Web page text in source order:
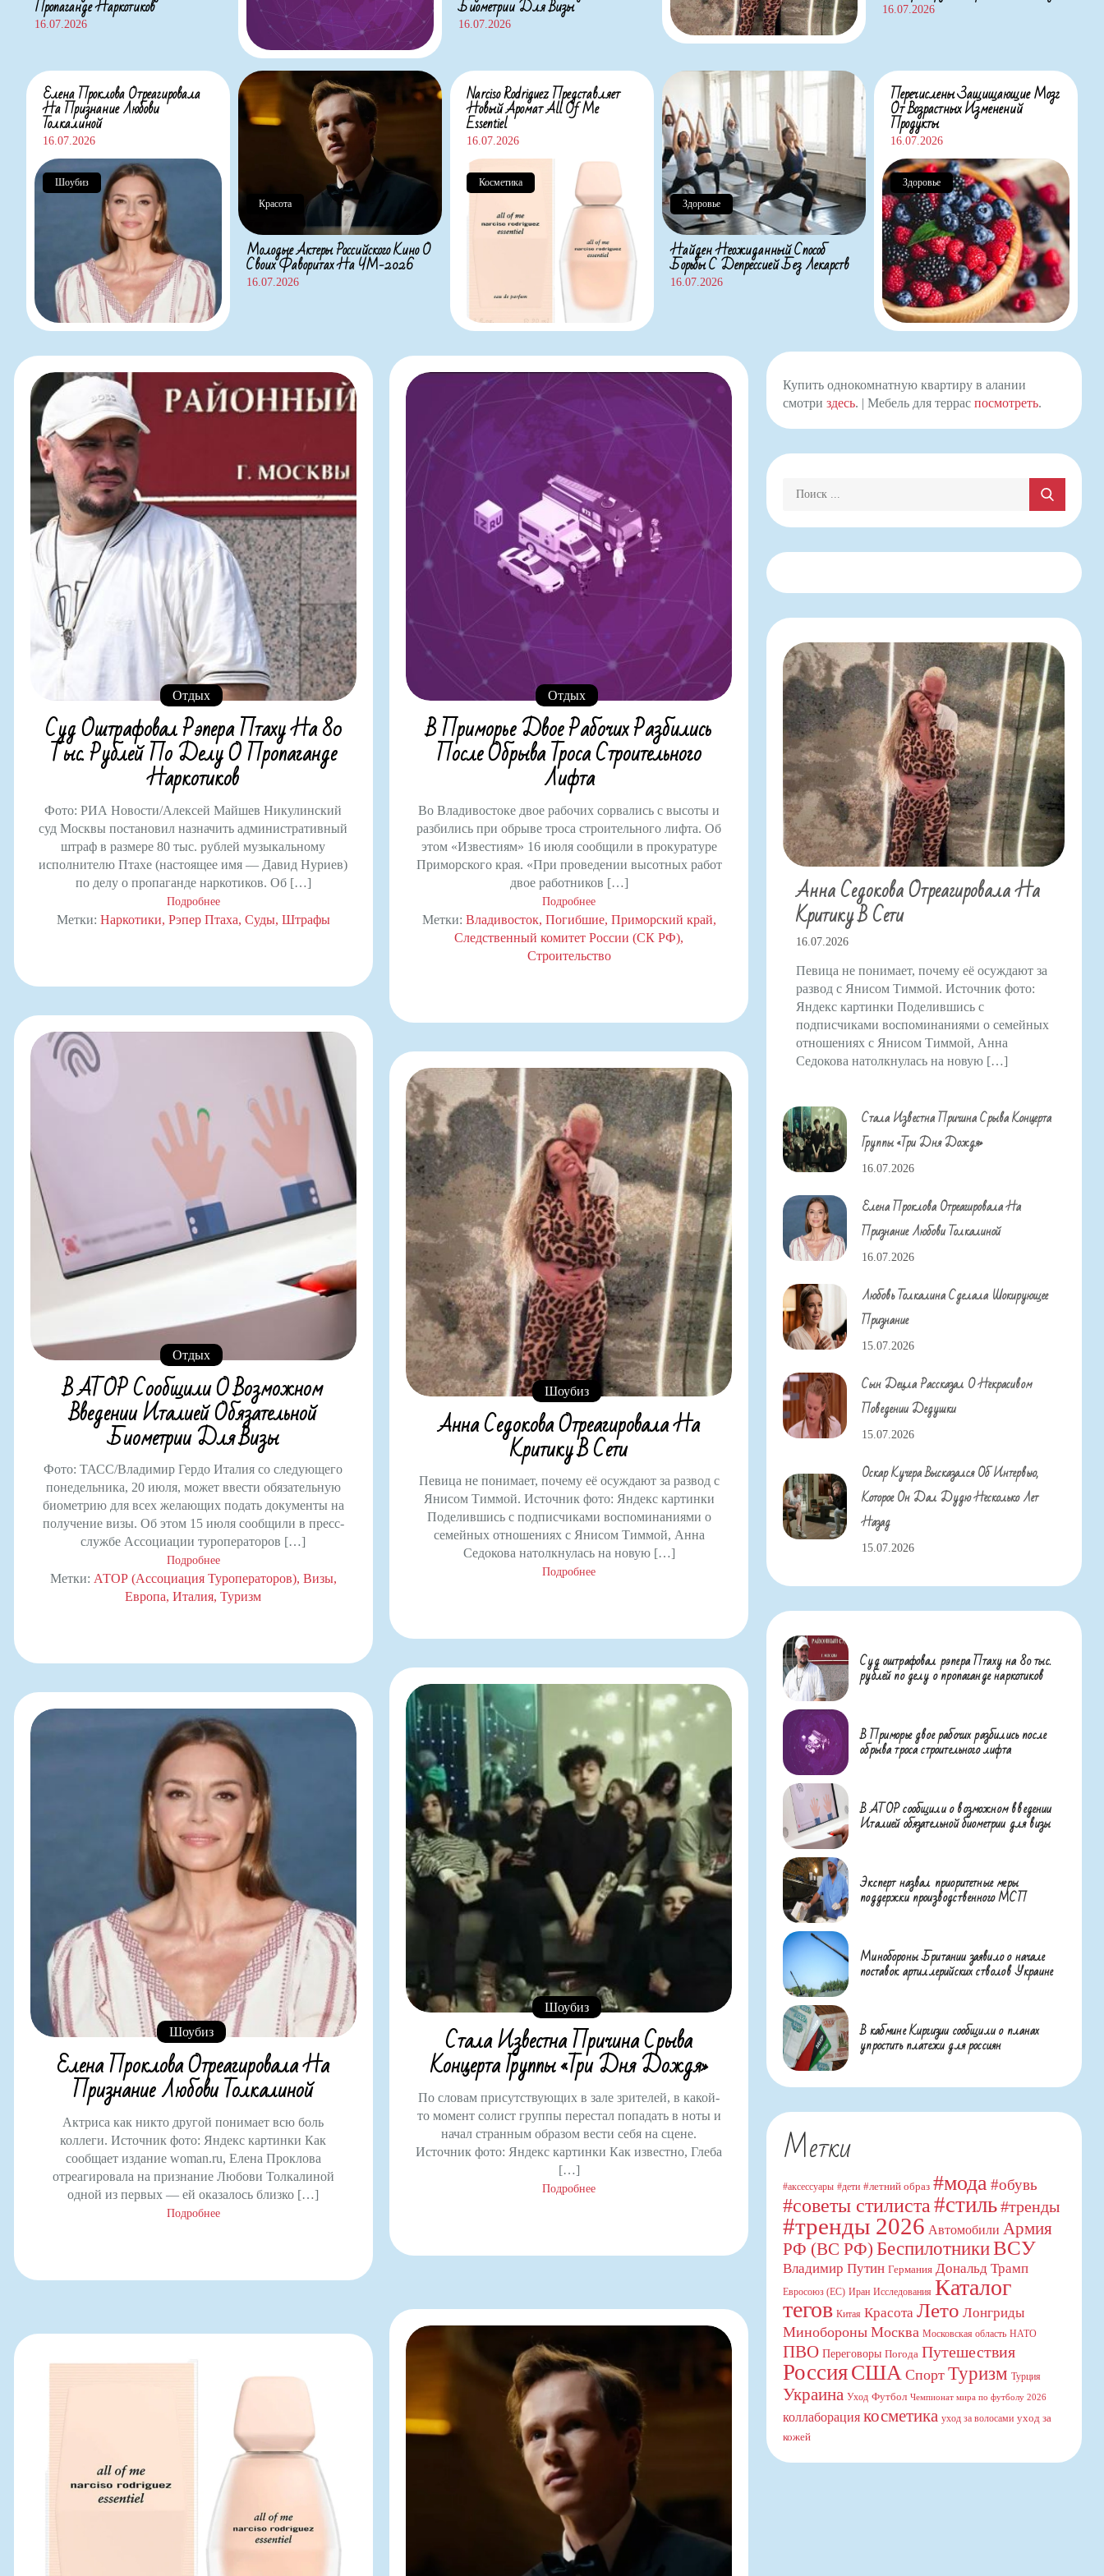
Пропаганде Наркотиков
16.07.2026
Биометрии Для Визы
16.07.2026
16.07.2026
Елена Проклова Отреагировала
На Признание Любови
Толкалиной
16.07.2026
Шоубиз
Красота
Молодые Актеры Российского Кино О
Своих Фаворитах На ЧМ-2026
16.07.2026
Narciso Rodriguez Представляет
Новый Аромат All Of Me
Essentiel
16.07.2026
Косметика
Здоровье
Найден Неожиданный Способ
Борьбы С Депрессией Без Лекарств
16.07.2026
Перечислены Защищающие Мозг
От Возрастных Изменений
Продукты
16.07.2026
Здоровье
Отдых
Суд Оштрафовал Рэпера Птаху На 80
Тыс. Рублей По Делу О Пропаганде
Наркотиков
Фото: РИА Новости/Алексей Майшев Никулинский
суд Москвы постановил назначить административный
штраф в размере 80 тыс. рублей музыкальному
исполнителю Птахе (настоящее имя — Давид Нуриев)
по делу о пропаганде наркотиков. Об […]
Подробнее
Метки: Наркотики Рэпер Птаха Суды Штрафы
Отдых
В Приморье Двое Рабочих Разбились
После Обрыва Троса Строительного
Лифта
Во Владивостоке двое рабочих сорвались с высоты и
разбились при обрыве троса строительного лифта. Об
этом «Известиям» 16 июля сообщили в прокуратуре
Приморского края. «При проведении высотных работ
двое работников […]
Подробнее
Метки: Владивосток Погибшие Приморский край
Следственный комитет России (СК РФ)
Строительство
Отдых
В АТОР Сообщили О Возможном
Введении Италией Обязательной
Биометрии Для Визы
Фото: ТАСС/Владимир Гердо Италия со следующего
понедельника, 20 июля, может ввести обязательную
биометрию для всех желающих подать документы на
получение визы. Об этом 15 июля сообщили в пресс-
службе Ассоциации туроператоров […]
Подробнее
Метки: АТОР (Ассоциация Туроператоров) Визы
Европа Италия Туризм
Шоубиз
Анна Седокова Отреагировала На
Критику В Сети
Певица не понимает, почему её осуждают за развод с
Янисом Тиммой. Источник фото: Яндекс картинки
Поделившись с подписчиками воспоминаниями о
семейных отношениях с Янисом Тиммой, Анна
Седокова натолкнулась на новую […]
Подробнее
Шоубиз
Стала Известна Причина Срыва
Концерта Группы «Три Дня Дождя»
По словам присутствующих в зале зрителей, в какой-
то момент солист группы перестал попадать в ноты и
начал странным образом вести себя на сцене.
Источник фото: Яндекс картинки Как известно, Глеба
[…]
Подробнее
Шоубиз
Елена Проклова Отреагировала На
Признание Любови Толкалиной
Актриса как никто другой понимает всю боль
коллеги. Источник фото: Яндекс картинки Как
сообщает издание woman.ru, Елена Проклова
отреагировала на признание Любови Толкалиной
одной из первых — ей оказалось близко […]
Подробнее
Купить однокомнатную квартиру в алании
смотриздесь. | Мебель для терраспосмотреть.
Анна Седокова Отреагировала На
Критику В Сети
16.07.2026
Певица не понимает, почему её осуждают за
развод с Янисом Тиммой. Источник фото:
Яндекс картинки Поделившись с
подписчиками воспоминаниями о семейных
отношениях с Янисом Тиммой, Анна
Седокова натолкнулась на новую […]
Стала Известна Причина Срыва Концерта
Группы «Три Дня Дождя»
16.07.2026
Елена Проклова Отреагировала На
Признание Любови Толкалиной
16.07.2026
Любовь Толкалина Сделала Шокирующее
Признание
15.07.2026
Сын Децла Рассказал О Некрасивом
Поведении Дедушки
15.07.2026
Оскар Кучера Высказался Об Интервью,
Которое Он Дал Дудю Несколько Лет
Назад
15.07.2026
Суд оштрафовал рэпера Птаху на 80 тыс.
рублей по делу о пропаганде наркотиков
В Приморье двое рабочих разбились после
обрыва троса строительного лифта
В АТОР сообщили о возможном введении
Италией обязательной биометрии для визы
Эксперт назвал приоритетные меры
поддержки производственного МСП
Минобороны Британии заявило о начале
поставок артиллерийских стволов Украине
В кабмине Киргизии сообщили о планах
упростить платежи для россиян
Метки
#аксессуары #дети #летний образ #мода #обувь
#советы стилиста #стиль#тренды
#тренды 2026 Автомобили Армия
РФ (ВС РФ) БеспилотникиВСУ
Владимир Путин Германия Дональд Трамп
Евросоюз (ЕС) Иран Исследования Каталог
тегов Китая Красота Лето Лонгриды
Минобороны Москва Московская область НАТО
ПВО Переговоры Погода Путешествия
РоссияСША Спорт Туризм Турция
Украина Уход Футбол Чемпионат мира по футболу 2026
коллаборация косметика уход за волосами уход за
кожей